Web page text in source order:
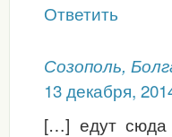
Ответить
Созополь,
13 декабря,
[…] едут сюда